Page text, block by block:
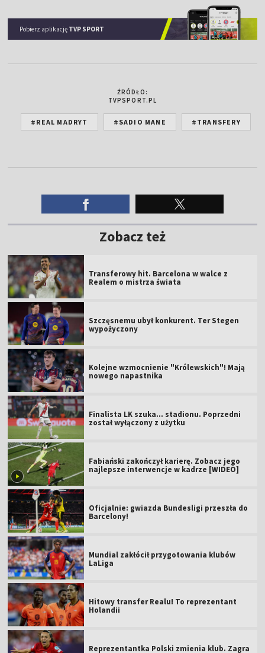
Pobierz aplikację TVP SPORT
ŹRÓDŁO:
TVPSPORT.PL
#REAL MADRYT #SADIO MANE #TRANSFERY
Zobacz też
Transferowy hit. Barcelona w walce z
Realem o mistrza świata
Szczęsnemu ubył konkurent. Ter Stegen
wypożyczony
Kolejne wzmocnienie "Królewskich"! Mają
nowego napastnika
Finalista LK szuka... stadionu. Poprzedni
został wyłączony z użytku
Fabiański zakończył karierę. Zobacz jego
najlepsze interwencje w kadrze [WIDEO]
Oficjalnie: gwiazda Bundesligi przeszła do
Barcelony!
Mundial zakłócił przygotowania klubów
LaLiga
Hitowy transfer Realu! To reprezentant
Holandii
Reprezentantka Polski zmienia klub. Zagra